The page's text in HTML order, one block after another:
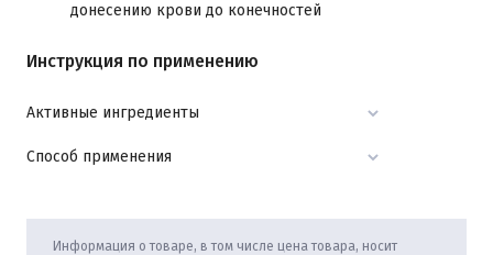
донесению крови до конечностей
Инструкция по применению
Активные ингредиенты
Способ применения
Информация о товаре, в том числе цена товара, носит